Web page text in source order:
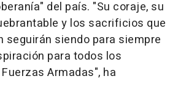
del país. "Su coraje, su
y los sacrificios que
seguirán siendo para siempre
para todos los
Armadas", ha